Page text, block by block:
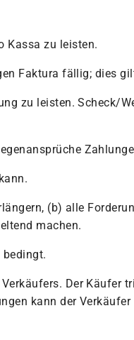
Kassa zu leisten.
Faktura fällig; dies
zu leisten. Scheck/
(b) alle
machen.
Der Käufer
kann der